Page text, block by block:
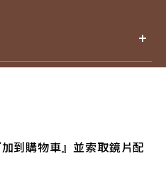
到購物車』並索取鏡片配